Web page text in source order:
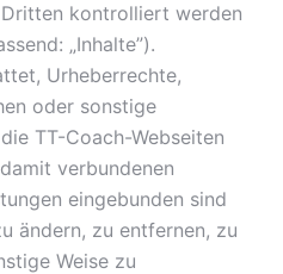
kontrolliert werden
„Inhalte”).
Urheberrechte,
oder sonstige
TT-Coach-Webseiten
verbundenen
eingebunden sind
ändern, zu entfernen, zu
Weise zu